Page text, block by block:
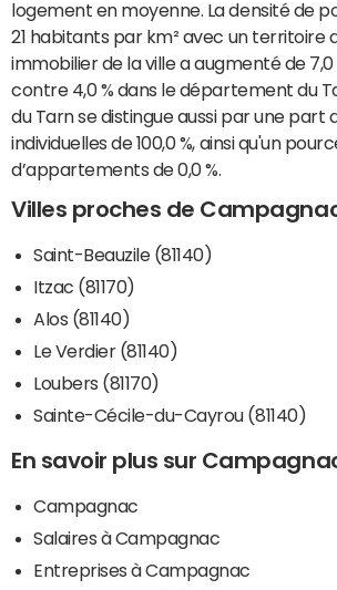
logement en moyenne. La densité de
21 habitants par km² avec un territoire
immobilier de la ville a augmenté de 7,0
contre 4,0 % dans le département du
du Tarn se distingue aussi par une part
individuelles de 100,0 %, ainsi qu'un
d’appartements de 0,0 %.
Villes proches de
Saint-Beauzile (81140)
Itzac (81170)
Alos (81140)
Le Verdier (81140)
Loubers (81170)
Sainte-Cécile-du-Cayrou (81140)
En savoir plus sur
Campagnac
Salaires à Campagnac
Entreprises à Campagnac